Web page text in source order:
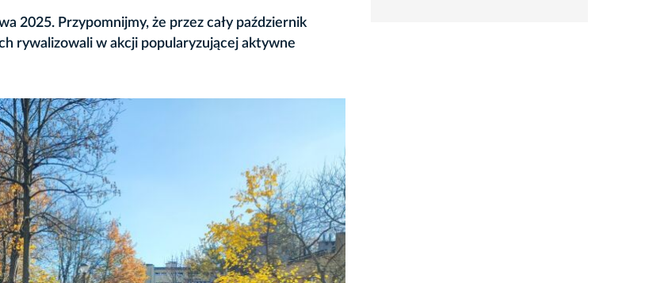
2025. Przypomnijmy, że przez cały październik
rywalizowali w akcji popularyzującej aktywne